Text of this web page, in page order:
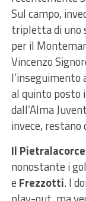
Sul campo,
tripletta di uno
per il
Vincenzo
l’inseguimento
al quinto posto
dall’Alma
invece,
Il
nonostante i
e Frezzotti. I